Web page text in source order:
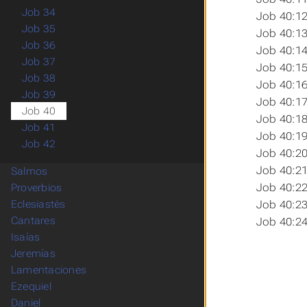
Job
Job
Job
Job
Job
Job
Job
Job
Job
Job
Job
Job
Job
Job 34
Job 35
Job 36
Job 37
Job 38
Job 39
Job 40
Job 41
Job 42
Salmos
Proverbios
Eclesiastés
Cantares
Isaías
Jeremías
Lamentaciones
Ezequiel
Daniel